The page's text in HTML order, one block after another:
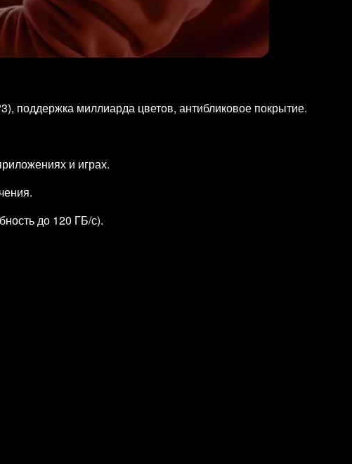
поддержка миллиарда цветов, антибликовое покрытие.
и играх.
до 120 ГБ/с).